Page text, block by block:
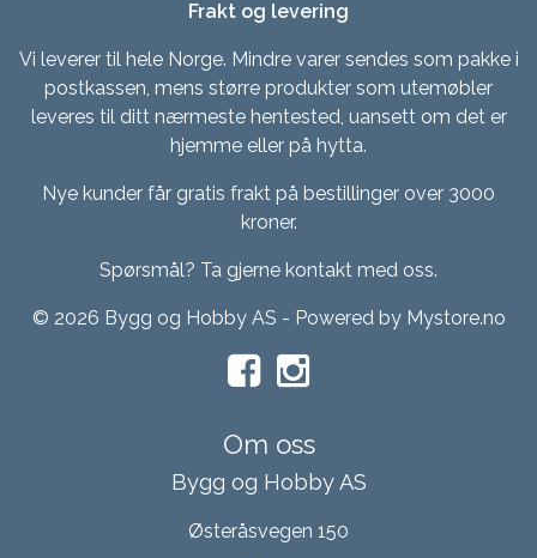
Frakt og levering
Vi leverer til hele Norge. Mindre varer sendes som pakke i
postkassen, mens større produkter som utemøbler
leveres til ditt nærmeste hentested, uansett om det er
hjemme eller på hytta.
Nye kunder får gratis frakt på bestillinger over 3000
kroner.
Spørsmål? Ta gjerne kontakt med oss.
© 2026 Bygg og Hobby AS - Powered by Mystore.no
Om oss
Bygg og Hobby AS
Østeråsvegen 150